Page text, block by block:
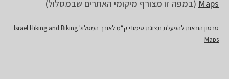
Maps (במפה זו מצורף מיקומי האתרים שבמסלול)
סרטון הוראות להפעלת תצוגת סימוני ק“מ לאורך המסלול Israel Hiking and Biking
Maps